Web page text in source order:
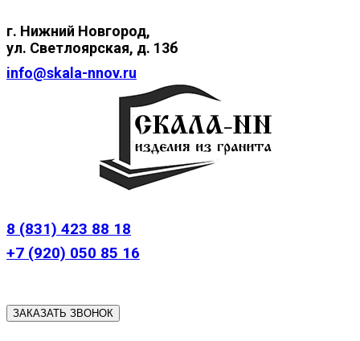
г. Нижний Новгород,
ул. Светлоярская, д. 13б
info@skala-nnov.ru
8 (831) 423 88 18
+7 (920) 050 85 16
ЗАКАЗАТЬ ЗВОНОК